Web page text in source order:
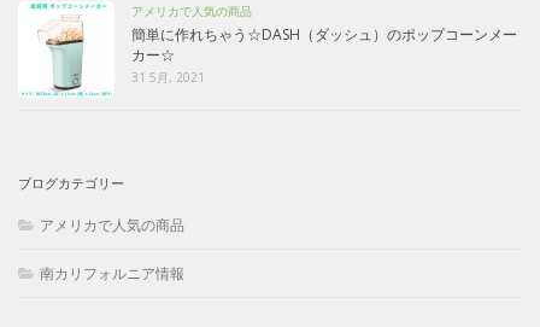
アメリカで人気の商品
簡単に作れちゃう☆DASH（ダッシュ）のポップコーンメー
カー☆
31 5月, 2021
ブログカテゴリー
アメリカで人気の商品
南カリフォルニア情報